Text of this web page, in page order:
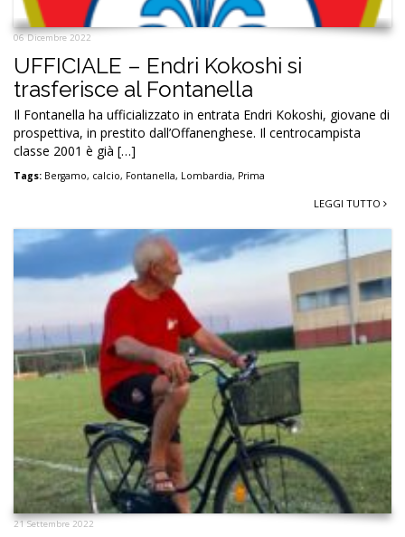
06 Dicembre 2022
UFFICIALE – Endri Kokoshi si
trasferisce al Fontanella
Il Fontanella ha ufficializzato in entrata Endri Kokoshi, giovane di
prospettiva, in prestito dall’Offanenghese. Il centrocampista
classe 2001 è già […]
Tags: Bergamo, calcio, Fontanella, Lombardia, Prima
LEGGI TUTTO
21 Settembre 2022